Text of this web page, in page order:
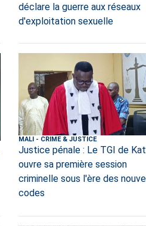
déclare la guerre aux réseaux
d'exploitation sexuelle
MALI - CRIME & JUSTICE
Justice pénale : Le TGI de
ouvre sa première session
criminelle sous l'ère des
codes